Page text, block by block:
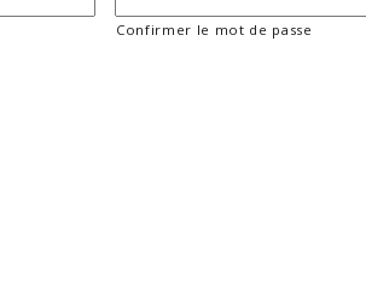
Confirmer le mot de passe